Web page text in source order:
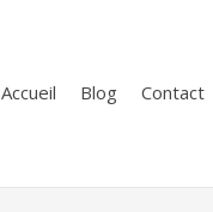
Accueil Blog Contact